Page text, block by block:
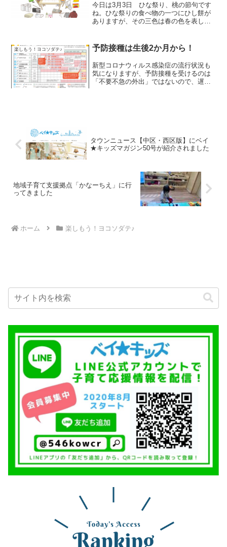
今日は3月3日 ひな祭り、桃の節句です
ね。ひな祭りの食べ物の一つにひし餅が
ありますが、その三色は春の色を表して
なり美しく香り高い桃の花（ピンク）が
咲くように立派な女性に...
楽しもう！ヨコソダテ♪ 予防接種は生後2か月から！
新型コロナウィルス感染症の流行状況も
気になりますが、予防接種を受けるのは
「不要不急の外出」ではないので、遅ら
タウンニュース【中区・西区版】にベイ
★キッズマガジン50号が紹介されました
地域子育て支援拠点「かなーちえ」に行
ってきました
ホーム 楽しもう！ヨコソダテ♪